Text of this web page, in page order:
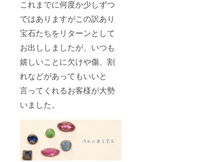
これまでに何度か少しずつ
ではありますがこの訳あり
宝石たちをリターンとして
お出ししましたが、いつも
嬉しいことに欠けや傷、割
れなどがあってもいいと
言ってくれるお客様が大勢
いました。